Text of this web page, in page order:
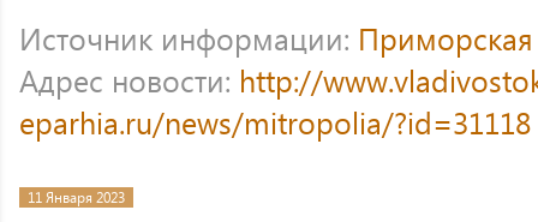
Источник информации:
Адрес новости: http://
eparhia.ru/news/mitropolia/?id=31118
11 Января 2023